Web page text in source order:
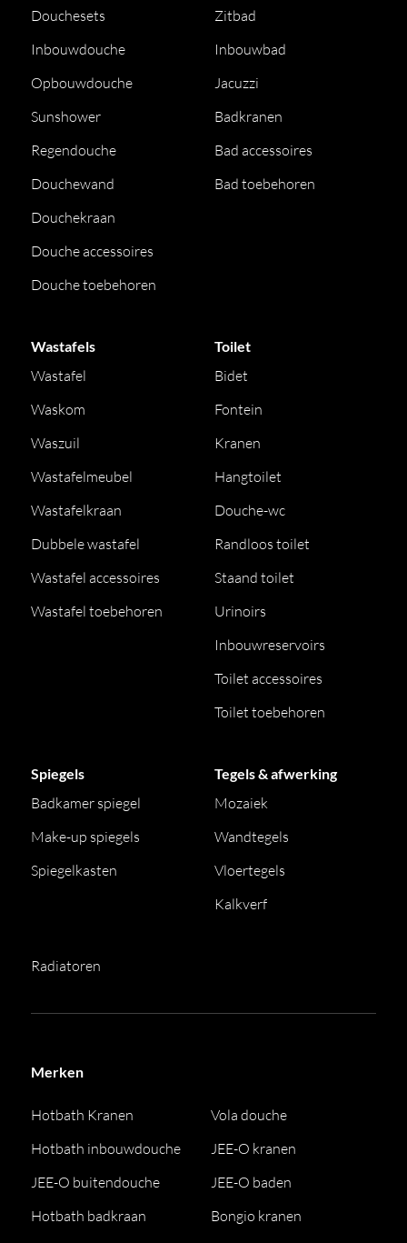
Douchesets
Inbouwdouche
Opbouwdouche
Sunshower
Regendouche
Douchewand
Douchekraan
Douche accessoires
Douche toebehoren
Zitbad
Inbouwbad
Jacuzzi
Badkranen
Bad accessoires
Bad toebehoren
Wastafels
Wastafel
Waskom
Waszuil
Wastafelmeubel
Wastafelkraan
Dubbele wastafel
Wastafel accessoires
Wastafel toebehoren
Toilet
Bidet
Fontein
Kranen
Hangtoilet
Douche-wc
Randloos toilet
Staand toilet
Urinoirs
Inbouwreservoirs
Toilet accessoires
Toilet toebehoren
Spiegels
Badkamer spiegel
Make-up spiegels
Spiegelkasten
Tegels & afwerking
Mozaiek
Wandtegels
Vloertegels
Kalkverf
Radiatoren
Merken
Hotbath Kranen
Hotbath inbouwdouche
JEE-O buitendouche
Hotbath badkraan
Vola douche
JEE-O kranen
JEE-O baden
Bongio kranen